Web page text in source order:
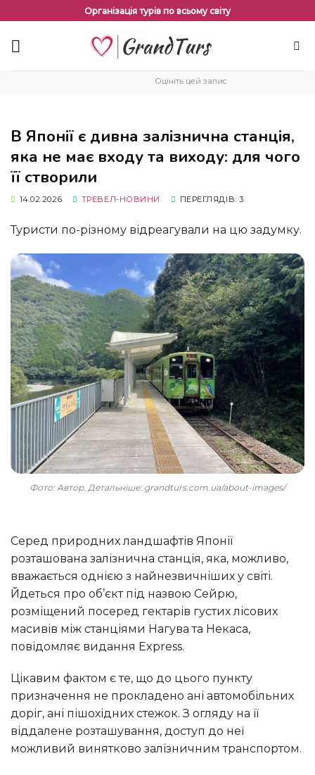
змісту
Організація турів по всьому світу
Оцініть цей запис
В Японії є дивна залізнична станція,
яка не має входу та виходу: для чого
її створили
14.02.2026 ТРЕВЕЛ-НОВИНИ ПЕРЕГЛЯДІВ: 3
Туристи по-різному відреагували на цю задумку.
Фото: Автор. Детальніше: grandturs.com.ua/about-images/
Серед природних ландшафтів Японії
розташована залізнична станція, яка, можливо,
вважається однією з найнезвичніших у світі.
Йдеться про об’єкт під назвою Сейрю,
розміщений посеред гектарів густих лісових
масивів між станціями Нагува та Некаса,
повідомляє видання Express.
Цікавим фактом є те, що до цього пункту
призначення не прокладено ані автомобільних
доріг, ані пішохідних стежок. З огляду на її
віддалене розташування, доступ до неї
можливий винятково залізничним транспортом.